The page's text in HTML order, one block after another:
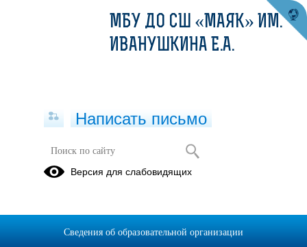
Карта сайта
Обращения граждан
МБУ ДО СШ «МАЯК» ИМ.
ИВАНУШКИНА Е.А.
Написать письмо
Версия для слабовидящих
Сведения об образовательной организации